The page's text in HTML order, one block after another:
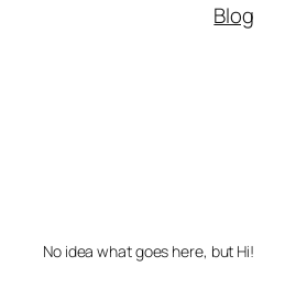
Blog
No idea what goes here, but Hi!